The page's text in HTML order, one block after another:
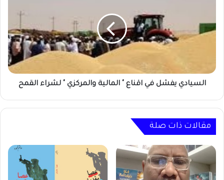
"
والمواطنين
"
لشراء
القمحالسيادي يفشل في اقناع " المالية والمركزي " لشراء القمح
مقالات ذات صلة